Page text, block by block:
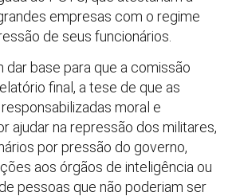
empresas com o regime
de seus funcionários.
dar base para que a comissão
final, a tese de que as
moral e
ajudar na repressão dos militares,
por pressão do governo,
aos órgãos de inteligência ou
pessoas que não poderiam ser